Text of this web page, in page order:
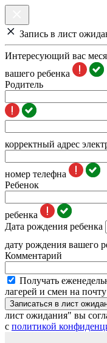
Запись в лист
Интересующий вас
вашего ребенка
Родитель
корректный адрес
номер телефна
Ребенок
ребенка
Дата рождения ребенка
дату рождения вашего
Комментарий
Получать
лагерей и смен на почту
Записаться в лист
лист ожидания" вы
с политикой